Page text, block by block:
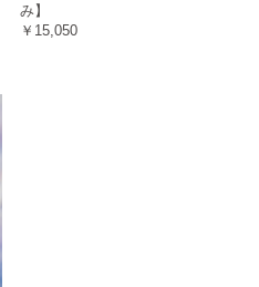
み】
￥15,050